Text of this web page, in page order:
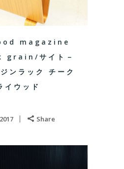
magazine
サイト－
ンラック チーク
イウッド
Share